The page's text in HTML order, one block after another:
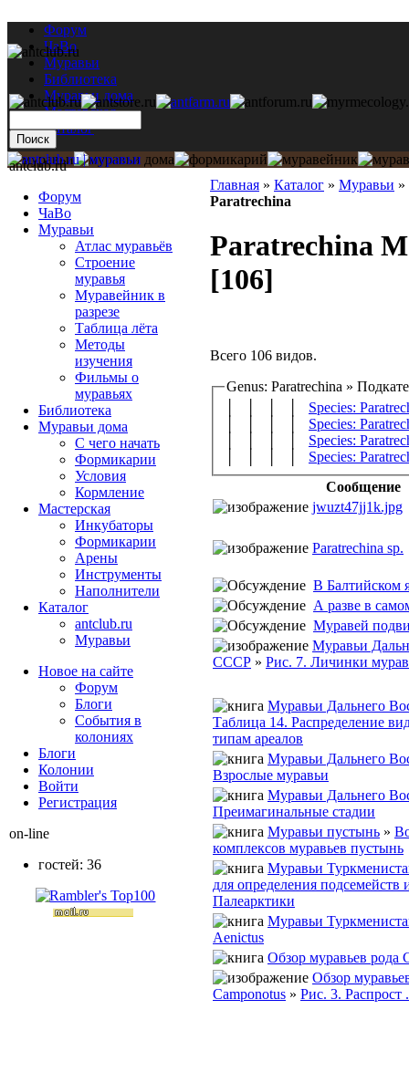
Форум
ЧаВо
Муравьи
Библиотека
Муравьи дома
Мастерская
Каталог
Главная » Каталог » Муравьи »
Paratrechina
Paratrechina
[106]
Всего 106 видов.
Genus: Paratrechina »
Species:
Species:
Species:
Species:
Сообщение
jwuzt47jj1k.jpg
Paratrechina sp.
В Балтийском
А разве в
Муравей
Муравьи
СССР » Рис. 7. Личинки
Муравьи Дальнего
Таблица 14. Распределение
типам ареалов
Муравьи Дальнего
Взрослые муравьи
Муравьи Дальнего
Преимагинальные стадии
Муравьи пустынь »
комплексов муравьев пустынь
Муравьи
для определения подсемейств
Палеарктики
Муравьи
Aenictus
Обзор муравьев рода
Обзор
Camponotus » Рис. 3. Распрост
antclub.ru
Форум
ЧаВо
Муравьи
Атлас муравьёв
Строение
муравья
Муравейник в
разрезе
Таблица лёта
Методы
изучения
Фильмы о
муравьях
Библиотека
Муравьи дома
С чего начать
Формикарии
Условия
Кормление
Мастерская
Инкубаторы
Формикарии
Арены
Инструменты
Наполнители
Каталог
antclub.ru
Муравьи
Новое на сайте
Форум
Блоги
События в
колониях
Блоги
Колонии
Войти
Peгиcтpaция
on-line
гостей: 36